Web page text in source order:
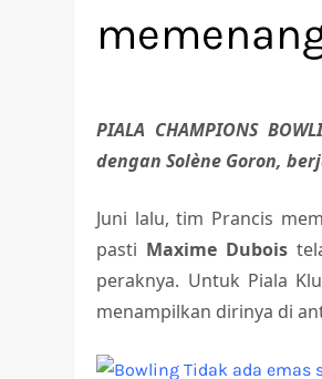
PIALA CHAMPIONS
dengan Solène Goron,
Juni lalu, tim Prancis
pasti Maxime Dubois
peraknya. Untuk Piala
menampilkan dirinya di